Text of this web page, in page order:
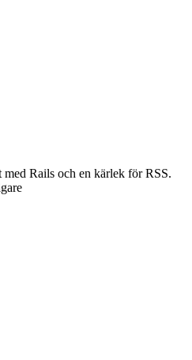
Rails och en kärlek för RSS.